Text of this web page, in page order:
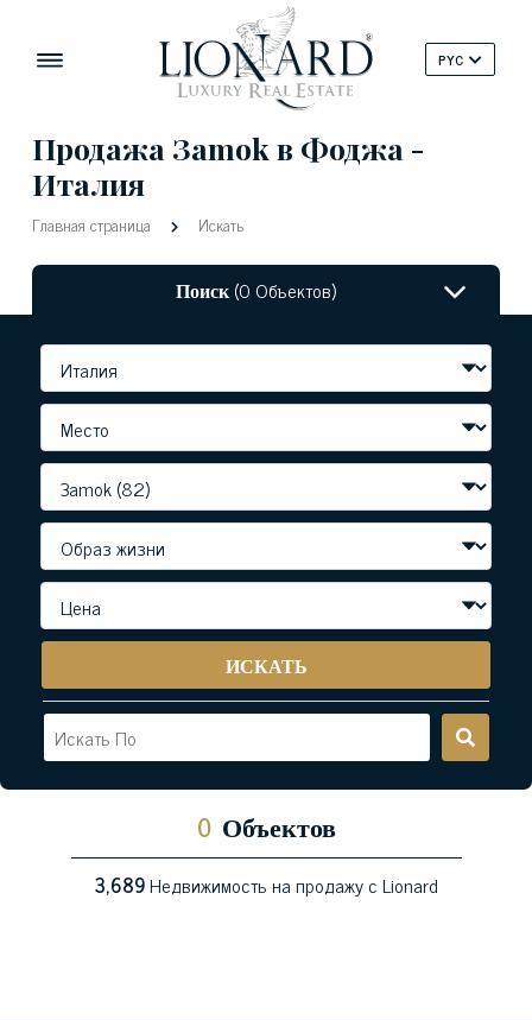
PYC
Продажа Зamok в Фоджа -
Италия
Главная страница Искать
Поиск(0 Объектов)
ИСКАТЬ
0 Объектов
3,689Недвижимость на продажу с Lionard